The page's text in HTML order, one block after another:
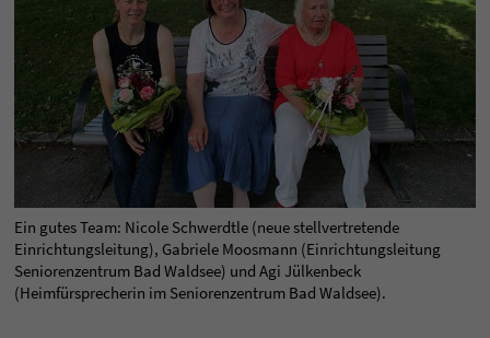
Ein gutes Team: Nicole Schwerdtle (neue stellvertretende
Einrichtungsleitung), Gabriele Moosmann (Einrichtungsleitung
Seniorenzentrum Bad Waldsee) und Agi Jülkenbeck
(Heimfürsprecherin im Seniorenzentrum Bad Waldsee).